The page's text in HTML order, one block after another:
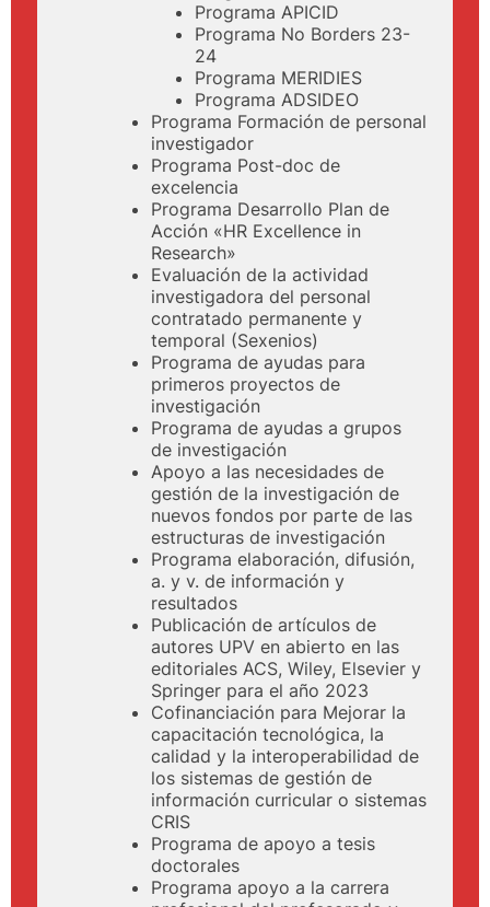
Programa APICID
Programa No Borders 23-
24
Programa MERIDIES
Programa ADSIDEO
Programa Formación de personal
investigador
Programa Post-doc de
excelencia
Programa Desarrollo Plan de
Acción «HR Excellence in
Research»
Evaluación de la actividad
investigadora del personal
contratado permanente y
temporal (Sexenios)
Programa de ayudas para
primeros proyectos de
investigación
Programa de ayudas a grupos
de investigación
Apoyo a las necesidades de
gestión de la investigación de
nuevos fondos por parte de las
estructuras de investigación
Programa elaboración, difusión,
a. y v. de información y
resultados
Publicación de artículos de
autores UPV en abierto en las
editoriales ACS, Wiley, Elsevier y
Springer para el año 2023
Cofinanciación para Mejorar la
capacitación tecnológica, la
calidad y la interoperabilidad de
los sistemas de gestión de
información curricular o sistemas
CRIS
Programa de apoyo a tesis
doctorales
Programa apoyo a la carrera